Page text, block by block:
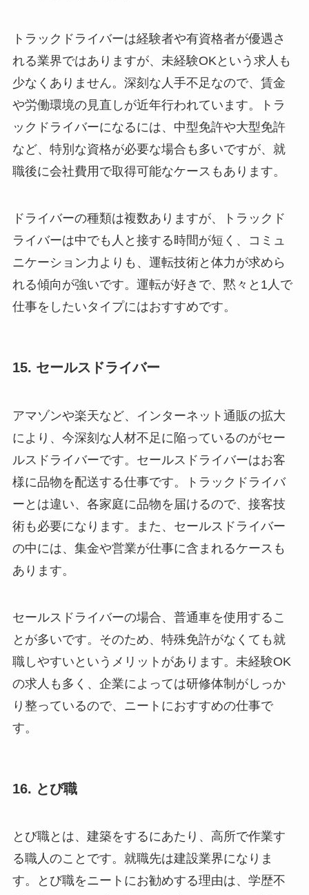
トラックドライバーは経験者や有資格者が優遇さ
れる業界ではありますが、未経験OKという求人も
少なくありません。深刻な人手不足なので、賃金
や労働環境の見直しが近年行われています。トラ
ックドライバーになるには、中型免許や大型免許
など、特別な資格が必要な場合も多いですが、就
職後に会社費用で取得可能なケースもあります。
ドライバーの種類は複数ありますが、トラックド
ライバーは中でも人と接する時間が短く、コミュ
ニケーション力よりも、運転技術と体力が求めら
れる傾向が強いです。運転が好きで、黙々と1人で
仕事をしたいタイプにはおすすめです。
15. セールスドライバー
アマゾンや楽天など、インターネット通販の拡大
により、今深刻な人材不足に陥っているのがセー
ルスドライバーです。セールスドライバーはお客
様に品物を配送する仕事です。トラックドライバ
ーとは違い、各家庭に品物を届けるので、接客技
術も必要になります。また、セールスドライバー
の中には、集金や営業が仕事に含まれるケースも
あります。
セールスドライバーの場合、普通車を使用するこ
とが多いです。そのため、特殊免許がなくても就
職しやすいというメリットがあります。未経験OK
の求人も多く、企業によっては研修体制がしっか
り整っているので、ニートにおすすめの仕事で
す。
16. とび職
とび職とは、建築をするにあたり、高所で作業す
る職人のことです。就職先は建設業界になりま
す。とび職をニートにお勧めする理由は、学歴不